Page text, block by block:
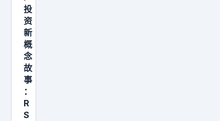
朋
友
亏
9
9
%
，
你
亏
投
资
新
概
念
故
事
：
R
S